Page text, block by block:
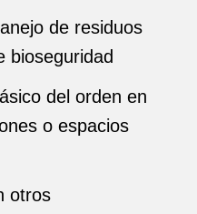
de residuos
bioseguridad
del orden en
o espacios
otros